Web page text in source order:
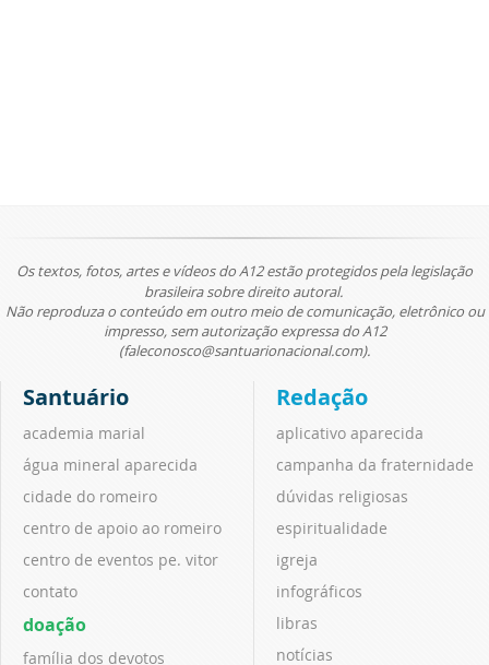
Os textos, fotos, artes e vídeos do A12 estão protegidos pela legislação
brasileira sobre direito autoral.
Não reproduza o conteúdo em outro meio de comunicação, eletrônico ou
impresso, sem autorização expressa do A12
(faleconosco@santuarionacional.com).
Santuário
academia marial
água mineral aparecida
cidade do romeiro
centro de apoio ao romeiro
centro de eventos pe. vitor
contato
doação
família dos devotos
Redação
aplicativo aparecida
campanha da fraternidade
dúvidas religiosas
espiritualidade
igreja
infográficos
libras
notícias